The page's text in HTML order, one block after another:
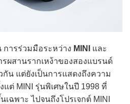
รร่วมมือระหว่าง MINI
และ
รผสานรากเหง้าของสองแบรนด์
น แต่ยังเป็นการแสดงถึงความ
ต่ MINI รุ่นพิเศษในปี 1998 ที่
ฉพาะ ไปจนถึงโปรเจกต์ MINI